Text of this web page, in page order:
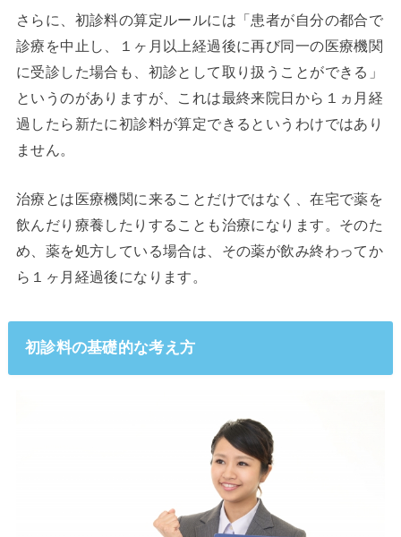
さらに、初診料の算定ルールには「患者が自分の都合で
診療を中止し、１ヶ月以上経過後に再び同一の医療機関
に受診した場合も、初診として取り扱うことができる」
というのがありますが、これは最終来院日から１ヵ月経
過したら新たに初診料が算定できるというわけではあり
ません。
治療とは医療機関に来ることだけではなく、在宅で薬を
飲んだり療養したりすることも治療になります。そのた
め、薬を処方している場合は、その薬が飲み終わってか
ら１ヶ月経過後になります。
初診料の基礎的な考え方